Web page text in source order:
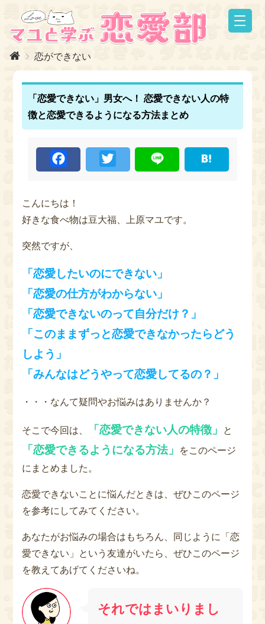
恋ができない
「恋愛できない」男女へ！ 恋愛できない人の特
徴と恋愛できるようになる方法まとめ
F
a
c
o
k
i
n
t
こんにちは！
好きな食べ物は豆大福、上原マユです。
突然ですが、
「恋愛したいのにできない」
「恋愛の仕方がわからない」
「恋愛できないのって自分だけ？」
「このままずっと恋愛できなかったらどう
しよう」
「みんなはどうやって恋愛してるの？」
・・・なんて疑問やお悩みはありませんか？
そこで今回は、 「恋愛できない人の特徴」 と
「恋愛できるようになる方法」
をこのページ
にまとめました。
恋愛できないことに悩んだときは、ぜひこのページ
を参考にしてみてください。
あなたがお悩みの場合はもちろん、同じように「恋
愛できない」という友達がいたら、ぜひこのページ
を教えてあげてくださいね。
それではまいりまし